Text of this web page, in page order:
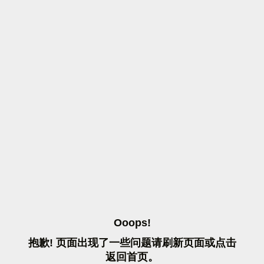
OOOPS!
抱歉! 页面出现了一些问题请刷 新页面或点击
返 回首页。